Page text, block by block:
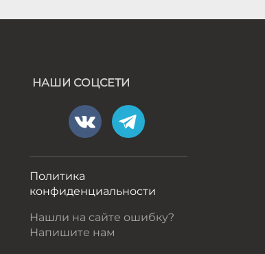
НАШИ СОЦСЕТИ
Политика
конфиденциальности
Нашли на сайте ошибку?
Напишите нам